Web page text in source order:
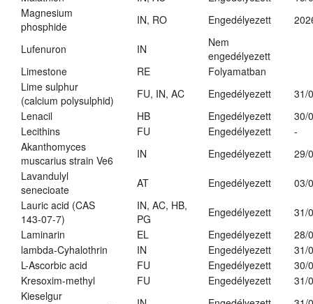
Magnesium
phosphide
IN, RO Engedélyezett
Lufenuron IN
Nem
engedélyezett
Limestone
RE
Folyamatban
Lime sulphur
(calcium polysulphid)
FU, IN, AC Engedélyezett
31/
Lenacil
HB Engedélyezett
30/
Lecithins
FU Engedélyezett
-
Akanthomyces
muscarius strain Ve6
IN Engedélyezett
29/
Lavandulyl
senecioate
AT Engedélyezett
03/
Lauric acid (CAS
143-07-7)
IN, AC, HB,
PG
Engedélyezett
31/
Laminarin
EL Engedélyezett
28/
lambda-Cyhalothrin
IN Engedélyezett
31/
L-Ascorbic acid
FU Engedélyezett
30/
Kresoxim-methyl
FU Engedélyezett
31/
Kieselgur